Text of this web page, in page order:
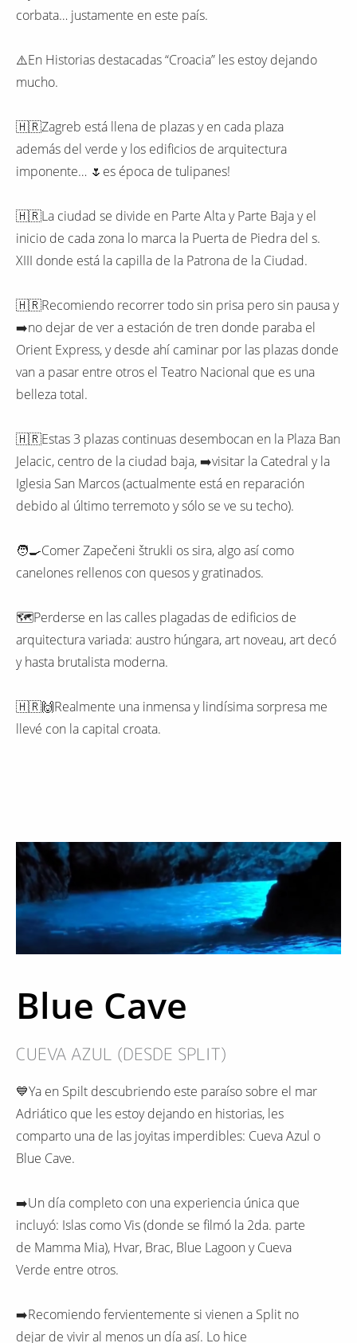
corbata… justamente en este país.
⚠️En Historias destacadas “Croacia” les estoy dejando
mucho.
🇭🇷Zagreb está llena de plazas y en cada plaza
además del verde y los edificios de arquitectura
imponente… 🌷es época de tulipanes!
🇭🇷La ciudad se divide en Parte Alta y Parte Baja y el
inicio de cada zona lo marca la Puerta de Piedra del s.
XIII donde está la capilla de la Patrona de la Ciudad.
🇭🇷Recomiendo recorrer todo sin prisa pero sin pausa y
➡️no dejar de ver a estación de tren donde paraba el
Orient Express, y desde ahí caminar por las plazas donde
van a pasar entre otros el Teatro Nacional que es una
belleza total.
🇭🇷Estas 3 plazas continuas desembocan en la Plaza Ban
Jelacic, centro de la ciudad baja, ➡️visitar la Catedral y la
Iglesia San Marcos (actualmente está en reparación
debido al último terremoto y sólo se ve su techo).
🧑‍🍳Comer Zapečeni štrukli os sira, algo así como
canelones rellenos con quesos y gratinados.
🗺Perderse en las calles plagadas de edificios de
arquitectura variada: austro húngara, art noveau, art decó
y hasta brutalista moderna.
🇭🇷🙌Realmente una inmensa y lindísima sorpresa me
llevé con la capital croata.
Blue Cave
CUEVA AZUL (DESDE SPLIT)
💙Ya en Spilt descubriendo este paraíso sobre el mar
Adriático que les estoy dejando en historias, les
comparto una de las joyitas imperdibles: Cueva Azul o
Blue Cave.
➡️Un día completo con una experiencia única que
incluyó: Islas como Vis (donde se filmó la 2da. parte
de Mamma Mia), Hvar, Brac, Blue Lagoon y Cueva
Verde entre otros.
➡️Recomiendo fervientemente si vienen a Split no
dejar de vivir al menos un día así. Lo hice